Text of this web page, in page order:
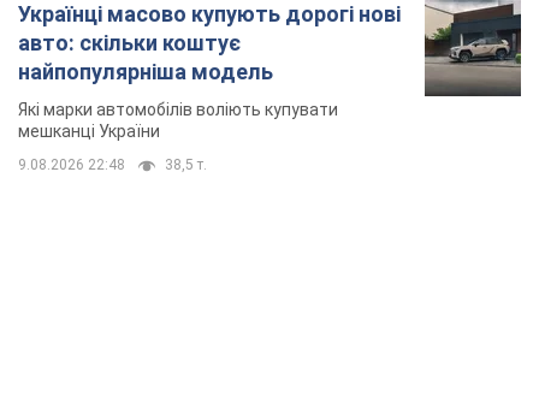
Українці масово купують дорогі нові
авто: скільки коштує
найпопулярніша модель
Які марки автомобілів воліють купувати
мешканці України
9.08.2026 22:48 38,5 т.